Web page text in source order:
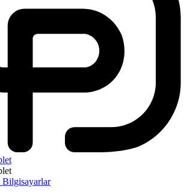
Bilgisayarlar